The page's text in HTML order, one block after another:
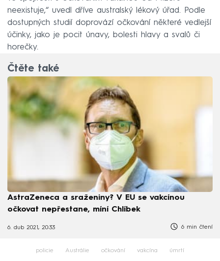
neexistuje,“ uvedl dříve australský lékový úřad. Podle
dostupných studií doprovází očkování některé vedlejší
účinky, jako je pocit únavy, bolesti hlavy a svalů či
horečky.
Čtěte také
AstraZeneca a sraženiny? V EU se vakcínou
očkovat nepřestane, míní Chlíbek
6. dub 2021, 20:33 6 min čtení
policie Austrálie očkování vakcína úmrtí